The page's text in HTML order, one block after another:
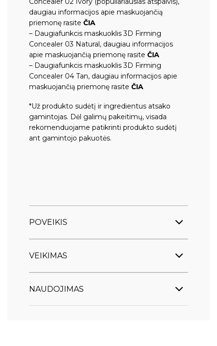
daugiau informacijos apie maskuojančią
priemonę rasite ČIA
– Daugiafunkcis maskuoklis 3D Firming
Concealer 03 Natural, daugiau informacijos
apie maskuojančią priemonę rasite ČIA
– Daugiafunkcis maskuoklis 3D Firming
Concealer 04 Tan, daugiau informacijos apie
maskuojančią priemonę rasite ČIA
*Už produkto sudėtį ir ingredientus atsako
gamintojas. Dėl galimų pakeitimų, visada
rekomenduojame patikrinti produkto sudėtį
ant gamintojo pakuotės.
POVEIKIS
VEIKIMAS
NAUDOJIMAS